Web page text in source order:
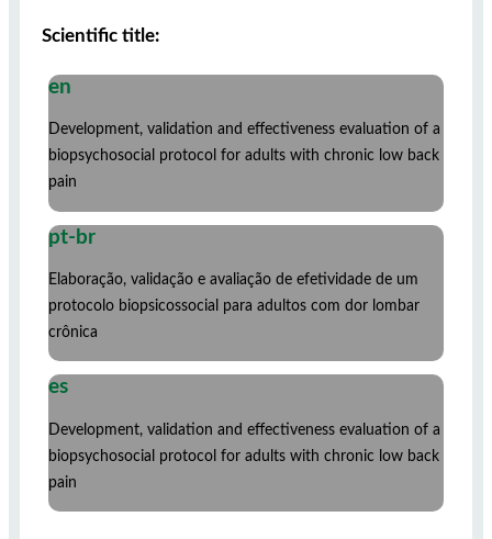
Scientific title:
en
Development, validation and effectiveness evaluation of a
biopsychosocial protocol for adults with chronic low back
pain
pt-br
Elaboração, validação e avaliação de efetividade de um
protocolo biopsicossocial para adultos com dor lombar
crônica
es
Development, validation and effectiveness evaluation of a
biopsychosocial protocol for adults with chronic low back
pain